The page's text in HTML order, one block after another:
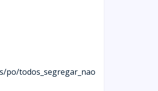
po/todos_segregar_nao